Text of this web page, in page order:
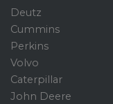
Deutz
Cummins
Perkins
Volvo
Caterpillar
John Deere